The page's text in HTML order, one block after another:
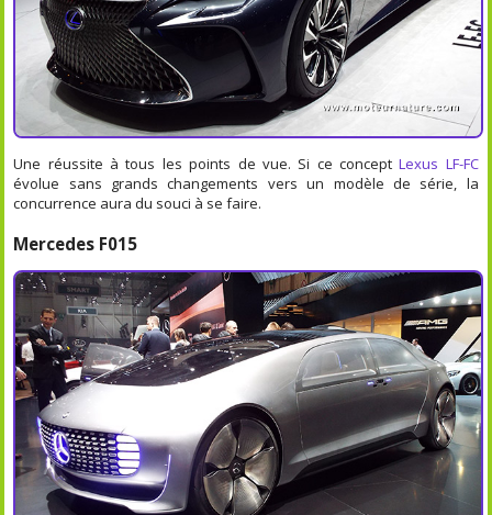
Une réussite à tous les points de vue. Si ce conceptLexus LF-FC
évolue sans grands changements vers un modèle de série, la
concurrence aura du souci à se faire.
Mercedes F015